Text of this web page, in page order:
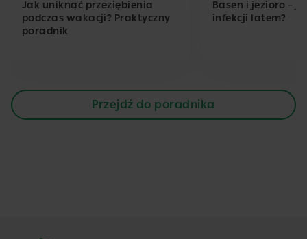
Jak uniknąć przeziębienia
podczas wakacji? Praktyczny
poradnik
Basen i jezioro –
infekcji latem?
Przejdź do poradnika